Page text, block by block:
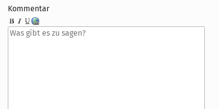
Kommentar